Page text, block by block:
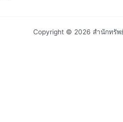
Copyright © 2026 สำนักทรัพ